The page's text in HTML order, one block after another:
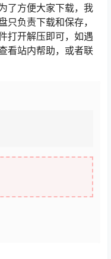
了方便大家下载，我
只负责下载和保存，
打开解压即可，如遇
看站内帮助，或者联